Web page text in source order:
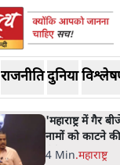
राजनीतिदुनिया
E20 विवादः आप
मार्च को रोका,
केजरीवाल-
5 Min.देश